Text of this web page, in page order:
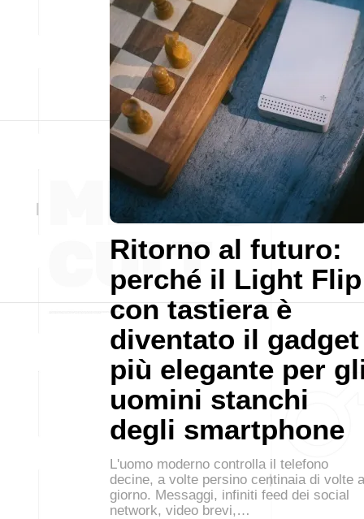
Ritorno al futuro:
perché il Light Flip
con tastiera è
diventato il gadget
più elegante per
uomini stanchi
degli smartphone
L'uomo moderno controlla il telefono
decine, a volte persino centinaia di volte
giorno. Messaggi, infiniti feed dei social
network, video brevi,…